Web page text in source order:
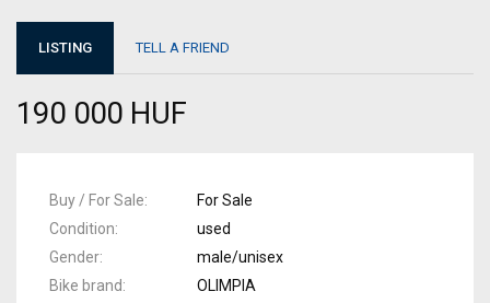
LISTING TELL A FRIEND
190 000 HUF
Buy / For Sale
For Sale
Condition
used
Gender
male/unisex
Bike brand
OLIMPIA